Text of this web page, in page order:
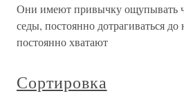
Они имеют привычку ощупывать
седы, постоянно дотрагиваться
постоянно хватают
Сортировка